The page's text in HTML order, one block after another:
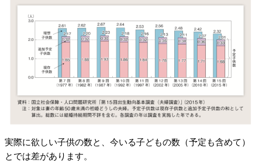
実際に欲しい子供の数と、今いる子どもの数（予定も含めて）
とでは差があります。